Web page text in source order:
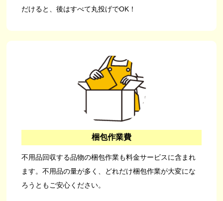
だけると、後はすべて丸投げでOK！
梱包作業費
不用品回収する品物の梱包作業も料金サービスに含まれ
ます。不用品の量が多く、どれだけ梱包作業が大変にな
ろうともご安心ください。